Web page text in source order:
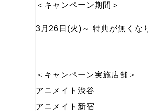
＜キャンペーン期間＞
3月26日(火)～ 特典が無くな
＜キャンペーン実施店舗＞
アニメイト渋谷
アニメイト新宿